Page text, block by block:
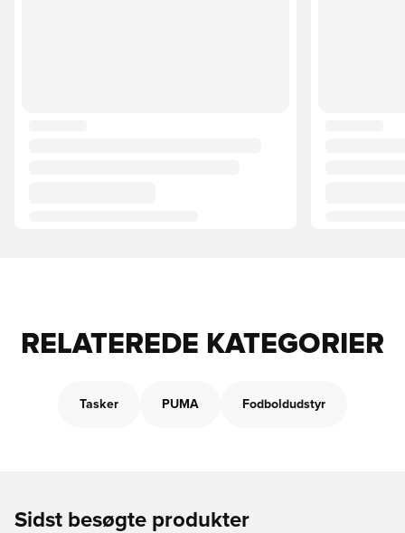
RELATEREDE KATEGORIER
Tasker PUMA Fodboldudstyr
Sidst besøgte produkter